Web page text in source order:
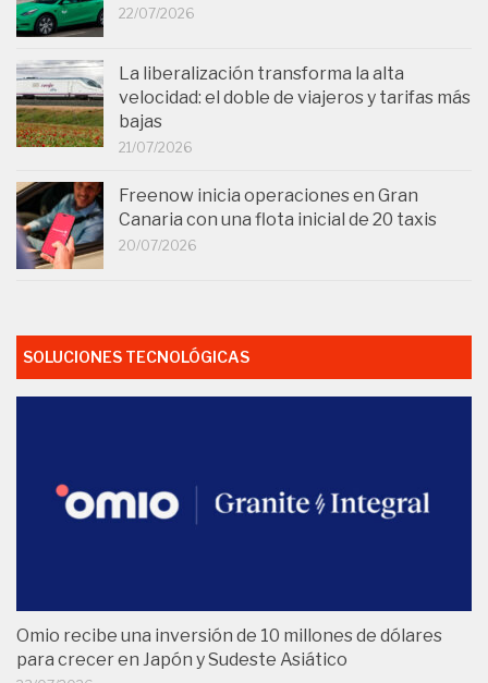
22/07/2026
La liberalización transforma la alta
velocidad: el doble de viajeros y tarifas más
bajas
21/07/2026
Freenow inicia operaciones en Gran
Canaria con una flota inicial de 20 taxis
20/07/2026
SOLUCIONES TECNOLÓGICAS
Omio recibe una inversión de 10 millones de dólares
para crecer en Japón y Sudeste Asiático